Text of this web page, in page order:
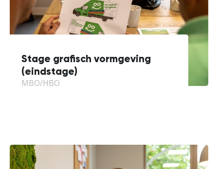
Stage grafisch vormgeving
(eindstage)
MBO/HBO